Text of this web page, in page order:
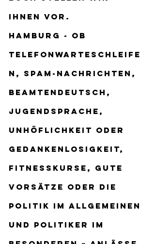
Ihnen vor.
Hamburg - Ob
Telefonwarteschleife
n, SPAM-Nachrichten,
Beamtendeutsch,
Jugendsprache,
Unhöflichkeit oder
Gedankenlosigkeit,
Fitnesskurse, gute
Vorsätze oder die
Politik im Allgemeinen
und Politiker im